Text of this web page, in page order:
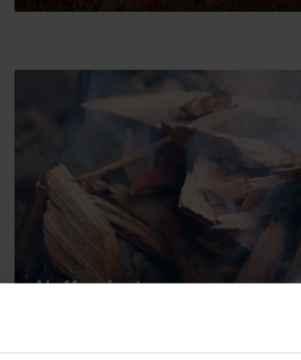
L’affumicatura